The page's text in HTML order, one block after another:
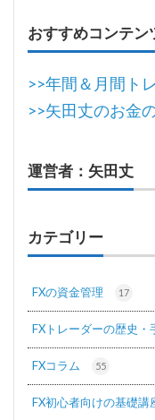
おすすめコンテン
>>年間＆月間ト
>>矢田丈のお金
運営者：矢田丈
カテゴリー
FXの資金管理 17
FXトレーダーの歴史・
FXコラム 55
FX初心者向けの基礎講